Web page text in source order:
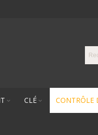
CLÉ CONTRÔLE